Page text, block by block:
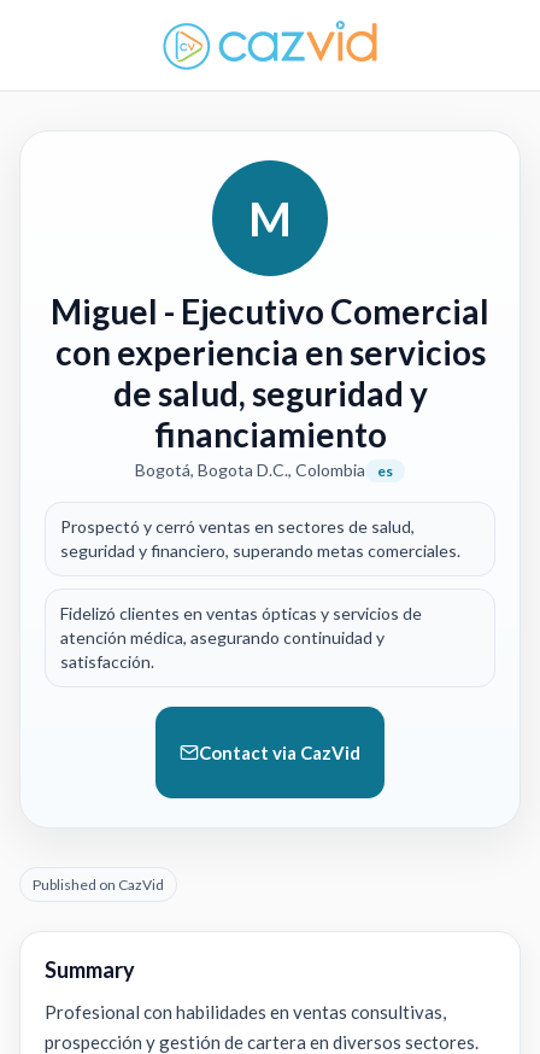
M
Miguel - Ejecutivo Comercial
con experiencia en servicios
de salud, seguridad y
financiamiento
Bogotá, Bogota D.C., Colombia es
Prospectó y cerró ventas en sectores de salud,
seguridad y financiero, superando metas comerciales.
Fidelizó clientes en ventas ópticas y servicios de
atención médica, asegurando continuidad y
satisfacción.
Contact via CazVid
Published on CazVid
Summary
Profesional con habilidades en ventas consultivas,
prospección y gestión de cartera en diversos sectores.